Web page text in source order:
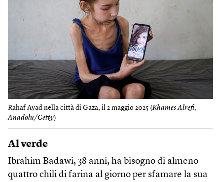
Rahaf Ayad nella città di Gaza, il 2 maggio 2025 (Khames Alrefi,
Anadolu/Getty)
Al verde
Ibrahim Badawi, 38 anni, ha bisogno di almeno
quattro chili di farina al giorno per sfamare la sua